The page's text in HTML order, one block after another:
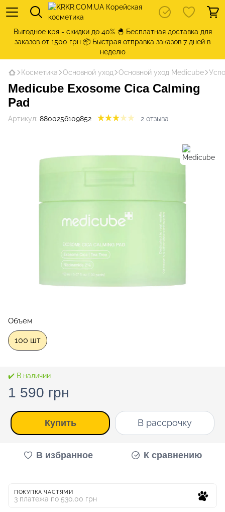
Выгодное кря - скидки до 40% 🐣 Бесплатная доставка для
заказов от 1500 грн 📦 Быстрая отправка заказов 7 дней в
неделю
Косметика Основной уход Основной уход Medicube
Medicube Exosome Cica Calming
Pad
Артикул: 8800256109852 2 отзыва
Объем
100 шт
✔️ В наличии
1 590 грн
Купить В рассрочку
В избранное К сравнению
ПОКУПКА ЧАСТЯМИ
3 платежа по 530.00 грн